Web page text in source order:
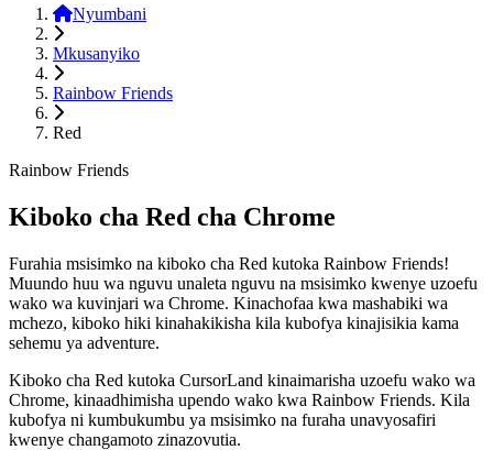
Nyumbani
Mkusanyiko
Rainbow Friends
Red
Rainbow Friends
Kiboko cha Red cha Chrome
Furahia msisimko na kiboko cha Red kutoka Rainbow Friends!
Muundo huu wa nguvu unaleta nguvu na msisimko kwenye uzoefu
wako wa kuvinjari wa Chrome. Kinachofaa kwa mashabiki wa
mchezo, kiboko hiki kinahakikisha kila kubofya kinajisikia kama
sehemu ya adventure.
Kiboko cha Red kutoka CursorLand kinaimarisha uzoefu wako wa
Chrome, kinaadhimisha upendo wako kwa Rainbow Friends. Kila
kubofya ni kumbukumbu ya msisimko na furaha unavyosafiri
kwenye changamoto zinazovutia.